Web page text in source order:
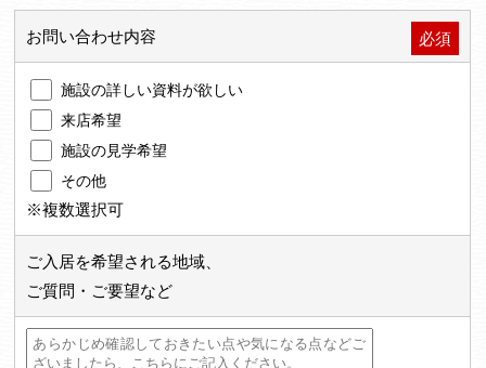
お問い合わせ内容 必須
施設の詳しい資料が欲しい
来店希望
施設の見学希望
その他
※複数選択可
ご入居を希望される地域、
ご質問・ご要望など